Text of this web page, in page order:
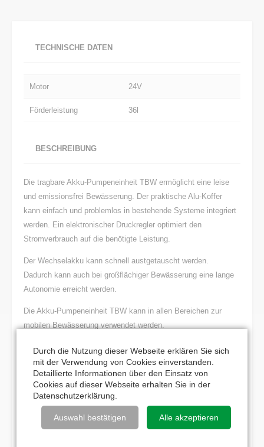
TECHNISCHE DATEN
Motor 24V
Förderleistung 36l
BESCHREIBUNG
Die tragbare Akku-Pumpeneinheit TBW ermöglicht eine leise
und emissionsfrei Bewässerung. Der praktische Alu-Koffer
kann einfach und problemlos in bestehende Systeme integriert
werden. Ein elektronischer Druckregler optimiert den
Stromverbrauch auf die benötigte Leistung.
Der Wechselakku kann schnell austgetauscht werden.
Dadurch kann auch bei großflächiger Bewässerung eine lange
Autonomie erreicht werden.
Die Akku-Pumpeneinheit TBW kann in allen Bereichen zur
mobilen Bewässerung verwendet werden.
Merkmale:
• Druck max. 2,5bar
• Förderleistung bis zu 36l/min
• elektronischer Druckregler
• Wechselakku
• Ladegerät 24V-5Ah
• LED-Ladestandsanzeige
Durch die Nutzung dieser Webseite erklären Sie sich
mit der Verwendung von Cookies einverstanden.
Detaillierte Informationen über den Einsatz von
Cookies auf dieser Webseite erhalten Sie in der
Datenschutzerklärung
Auswahl bestätigen Alle akzeptieren